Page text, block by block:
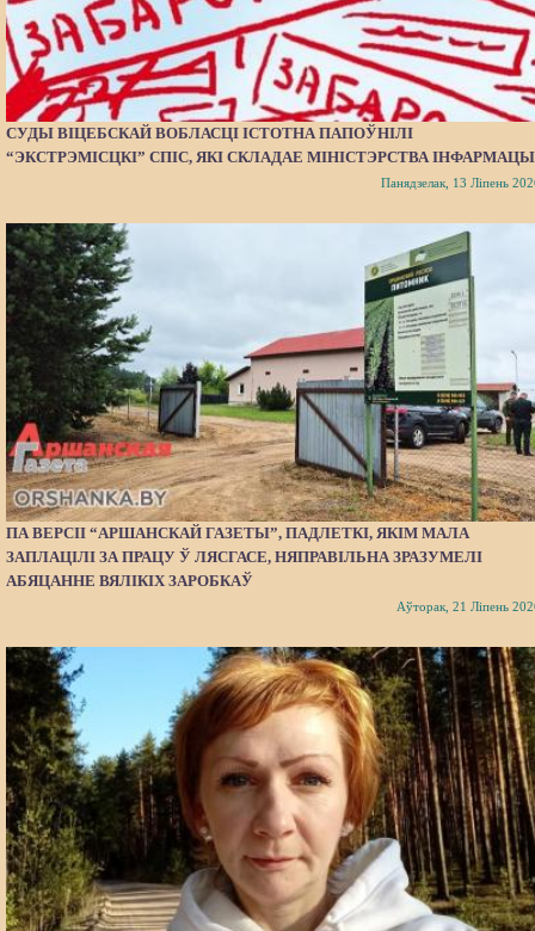
СУДЫ ВІЦЕБСКАЙ ВОБЛАСЦІ ІСТОТНА ПАПОЎНІЛІ
“ЭКСТРЭМІСЦКІ” СПІС, ЯКІ СКЛАДАЕ МІНІСТЭРСТВА
Панядзелак, 13 Ліпень
ПА ВЕРСІІ “АРШАНСКАЙ ГАЗЕТЫ”, ПАДЛЕТКІ, ЯКІМ МАЛА
ЗАПЛАЦІЛІ ЗА ПРАЦУ Ў ЛЯСГАСЕ, НЯПРАВІЛЬНА ЗРАЗУМЕЛІ
АБЯЦАННЕ ВЯЛІКІХ ЗАРОБКАЎ
Аўторак, 21 Ліпень